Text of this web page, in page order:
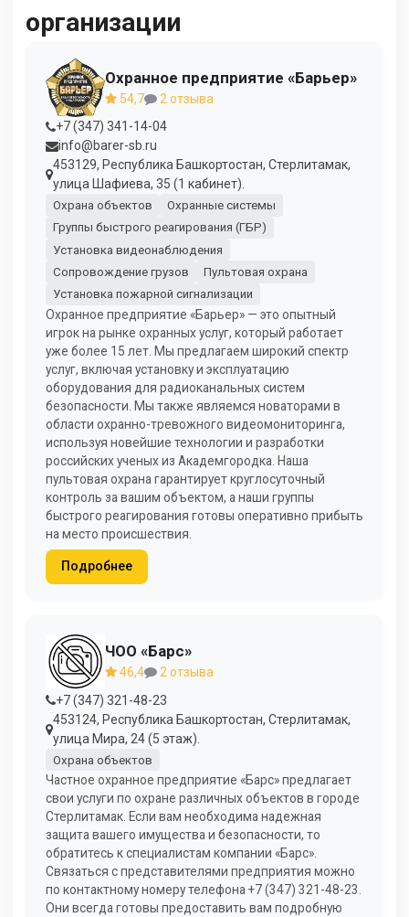
организации
Охранное предприятие «Барьер»
54,7
2 отзыва
+7 (347) 341-14-04
info@barer-sb.ru
453129, Республика Башкортостан, Стерлитамак,
улица Шафиева, 35 (1 кабинет).
Охрана объектов
Охранные системы
Группы быстрого реагирования (ГБР)
Установка видеонаблюдения
Сопровождение грузов
Пультовая охрана
Установка пожарной сигнализации
Охранное предприятие «Барьер» — это опытный
игрок на рынке охранных услуг, который работает
уже более 15 лет. Мы предлагаем широкий спектр
услуг, включая установку и эксплуатацию
оборудования для радиоканальных систем
безопасности. Мы также являемся новаторами в
области охранно-тревожного видеомониторинга,
используя новейшие технологии и разработки
российских ученых из Академгородка. Наша
пультовая охрана гарантирует круглосуточный
контроль за вашим объектом, а наши группы
быстрого реагирования готовы оперативно прибыть
на место происшествия.
Подробнее
ЧОО «Барс»
46,4
2 отзыва
+7 (347) 321-48-23
453124, Республика Башкортостан, Стерлитамак,
улица Мира, 24 (5 этаж).
Охрана объектов
Частное охранное предприятие «Барс» предлагает
свои услуги по охране различных объектов в городе
Стерлитамак. Если вам необходима надежная
защита вашего имущества и безопасности, то
обратитесь к специалистам компании «Барс».
Связаться с представителями предприятия можно
по контактному номеру телефона +7 (347) 321-48-23.
Они всегда готовы предоставить вам подробную